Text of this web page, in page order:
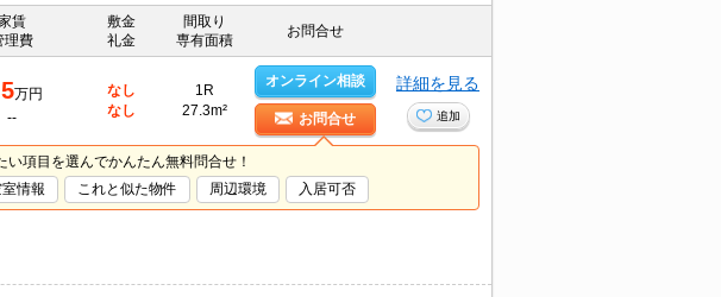
賃
理費
敷金
礼金
間取り
専有面積
お問合せ
万円
--
なし
なし
1R
27.3m²
オンライン相談
お問合せ
詳細を見る
追加
い項目を選んでかんたん無料問合せ！
室情報 これと似た物件 周辺環境 入居可否